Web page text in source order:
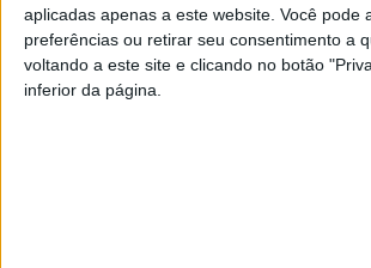
aplicadas apenas a este website. Você pode
preferências ou retirar seu consentimento a
voltando a este site e clicando no botão
inferior da página.
FM ou emwww.968.fm.